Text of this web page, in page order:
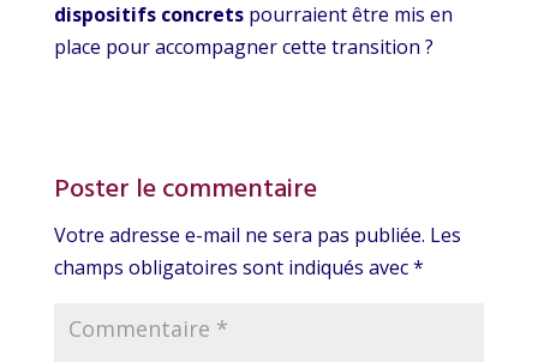
dispositifs concretspourraient être mis en
place pour accompagner cette transition ?
Poster le commentaire
Votre adresse e-mail ne sera pas publiée. Les
champs obligatoires sont indiqués avec*